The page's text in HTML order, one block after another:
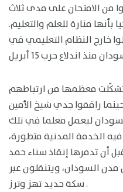
حرموا من الامتحان على مدى ثلاث
منارة للعلم والتعليم.
طالب باتوا خارج النظام التعليمي في
تشكّلت معظمها من ارتباطهم
رافقوا جدي شيخ الأمين
ليعمل معلما في تلك
الخدمة المدنية متطورة،
السودان، ويتنقلون عبر
سكة حديد تهز وترز .